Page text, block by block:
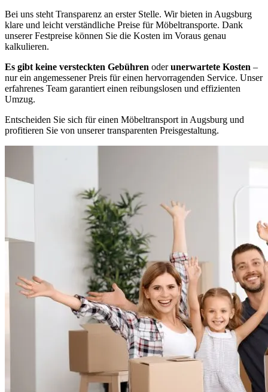
Bei uns steht Transparenz an erster Stelle. Wir bieten in Augsburg
klare und leicht verständliche Preise für Möbeltransporte. Dank
unserer Festpreise können Sie die Kosten im Voraus genau
kalkulieren.
Es gibt keine versteckten Gebühren oderunerwartete Kosten –
nur ein angemessener Preis für einen hervorragenden Service. Unser
erfahrenes Team garantiert einen reibungslosen und effizienten
Umzug.
Entscheiden Sie sich für einen Möbeltransport in Augsburg und
profitieren Sie von unserer transparenten Preisgestaltung.